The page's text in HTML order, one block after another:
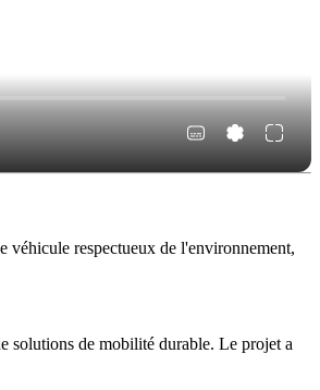
véhicule respectueux de l'environnement,
solutions de mobilité durable. Le projet a